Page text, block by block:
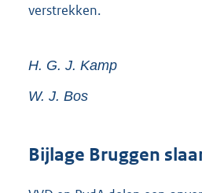
verstrekken.
H. G. J. Kamp
W. J. Bos
Bijlage Bruggen